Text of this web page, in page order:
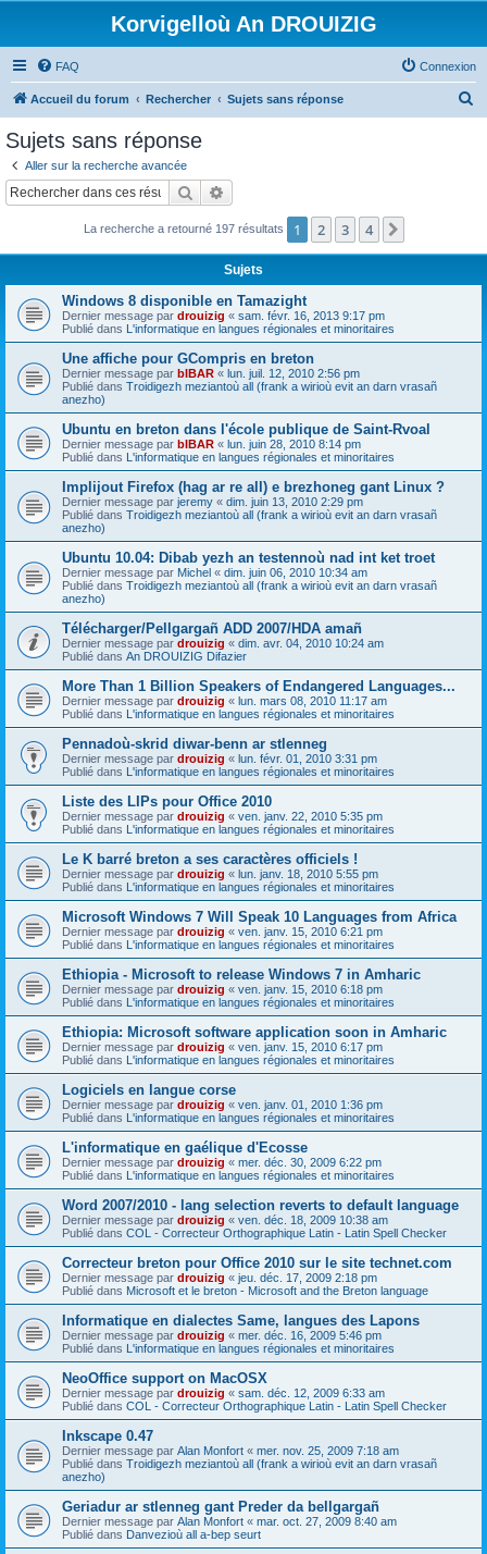
Korvigelloù An DROUIZIG
FAQ Connexion
Accueil du forum Rechercher Sujets sans réponse
c
Sujets sans réponse
Aller sur la recherche avancée
Rechercher
La recherche a retourné 197 résultats 1 2 3 4
Sujets
Windows 8 disponible en Tamazight
Dernier message par drouizig « sam. févr. 16, 2013 9:17 pm
Publié dans L'informatique en langues régionales et minoritaires
Une affiche pour GCompris en breton
Dernier message par bIBAR « lun. juil. 12, 2010 2:56 pm
Publié dans Troidigezh meziantoù all (frank a wirioù evit an darn vrasañ
anezho)
Ubuntu en breton dans l'école publique de Saint-Rvoal
Dernier message par bIBAR « lun. juin 28, 2010 8:14 pm
Publié dans L'informatique en langues régionales et minoritaires
Implijout Firefox (hag ar re all) e brezhoneg gant Linux ?
Dernier message par jeremy « dim. juin 13, 2010 2:29 pm
Publié dans Troidigezh meziantoù all (frank a wirioù evit an darn vrasañ
anezho)
Ubuntu 10.04: Dibab yezh an testennoù nad int ket troet
Dernier message par Michel « dim. juin 06, 2010 10:34 am
Publié dans Troidigezh meziantoù all (frank a wirioù evit an darn vrasañ
anezho)
Télécharger/Pellgargañ ADD 2007/HDA amañ
Dernier message par drouizig « dim. avr. 04, 2010 10:24 am
Publié dans An DROUIZIG Difazier
More Than 1 Billion Speakers of Endangered Languages...
Dernier message par drouizig « lun. mars 08, 2010 11:17 am
Publié dans L'informatique en langues régionales et minoritaires
Pennadoù-skrid diwar-benn ar stlenneg
Dernier message par drouizig « lun. févr. 01, 2010 3:31 pm
Publié dans L'informatique en langues régionales et minoritaires
Liste des LIPs pour Office 2010
Dernier message par drouizig « ven. janv. 22, 2010 5:35 pm
Publié dans L'informatique en langues régionales et minoritaires
Le K barré breton a ses caractères officiels !
Dernier message par drouizig « lun. janv. 18, 2010 5:55 pm
Publié dans L'informatique en langues régionales et minoritaires
Microsoft Windows 7 Will Speak 10 Languages from Africa
Dernier message par drouizig « ven. janv. 15, 2010 6:21 pm
Publié dans L'informatique en langues régionales et minoritaires
Ethiopia - Microsoft to release Windows 7 in Amharic
Dernier message par drouizig « ven. janv. 15, 2010 6:18 pm
Publié dans L'informatique en langues régionales et minoritaires
Ethiopia: Microsoft software application soon in Amharic
Dernier message par drouizig « ven. janv. 15, 2010 6:17 pm
Publié dans L'informatique en langues régionales et minoritaires
Logiciels en langue corse
Dernier message par drouizig « ven. janv. 01, 2010 1:36 pm
Publié dans L'informatique en langues régionales et minoritaires
L'informatique en gaélique d'Ecosse
Dernier message par drouizig « mer. déc. 30, 2009 6:22 pm
Publié dans L'informatique en langues régionales et minoritaires
Word 2007/2010 - lang selection reverts to default language
Dernier message par drouizig « ven. déc. 18, 2009 10:38 am
Publié dans COL - Correcteur Orthographique Latin - Latin Spell Checker
Correcteur breton pour Office 2010 sur le site technet.com
Dernier message par drouizig « jeu. déc. 17, 2009 2:18 pm
Publié dans Microsoft et le breton - Microsoft and the Breton language
Informatique en dialectes Same, langues des Lapons
Dernier message par drouizig « mer. déc. 16, 2009 5:46 pm
Publié dans L'informatique en langues régionales et minoritaires
NeoOffice support on MacOSX
Dernier message par drouizig « sam. déc. 12, 2009 6:33 am
Publié dans COL - Correcteur Orthographique Latin - Latin Spell Checker
Inkscape 0.47
Dernier message par Alan Monfort « mer. nov. 25, 2009 7:18 am
Publié dans Troidigezh meziantoù all (frank a wirioù evit an darn vrasañ
anezho)
Geriadur ar stlenneg gant Preder da bellgargañ
Dernier message par Alan Monfort « mar. oct. 27, 2009 8:40 am
Publié dans Danvezioù all a-bep seurt